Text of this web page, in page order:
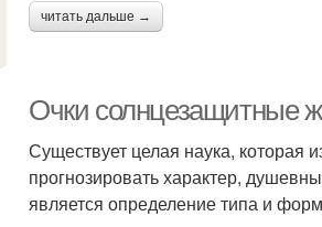
читать дальше →
Очки солнцезащитные
Существует целая наука, которая
прогнозировать характер,
является определение типа и